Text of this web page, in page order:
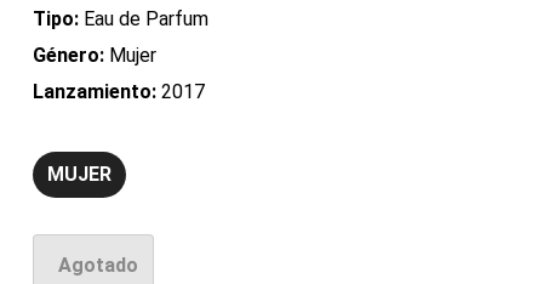
Tipo:Eau de Parfum
Género:Mujer
Lanzamiento:2017
MUJER
Agotado